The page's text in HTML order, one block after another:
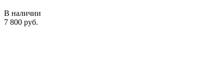
В наличии
7 800 руб.